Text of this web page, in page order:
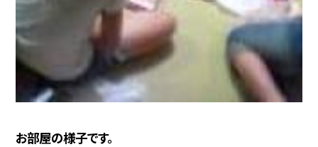
お部屋の様子です。